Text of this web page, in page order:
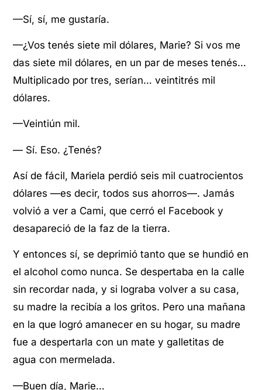
—Sí, sí, me gustaría.
—¿Vos tenés siete mil dólares, Marie? Si vos me
das siete mil dólares, en un par de meses tenés…
Multiplicado por tres, serían… veintitrés mil
dólares.
—Veintiún mil.
— Sí. Eso. ¿Tenés?
Así de fácil, Mariela perdió seis mil cuatrocientos
dólares —es decir, todos sus ahorros—. Jamás
volvió a ver a Cami, que cerró el Facebook y
desapareció de la faz de la tierra.
Y entonces sí, se deprimió tanto que se hundió en
el alcohol como nunca. Se despertaba en la calle
sin recordar nada, y si lograba volver a su casa,
su madre la recibía a los gritos. Pero una mañana
en la que logró amanecer en su hogar, su madre
fue a despertarla con un mate y galletitas de
agua con mermelada.
—Buen día, Marie…